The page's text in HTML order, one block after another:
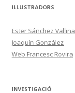
IL·LUSTRADORS
Ester Sánchez Vallina
Joaquín González
Web Francesc Rovira
INVESTIGACIÓ